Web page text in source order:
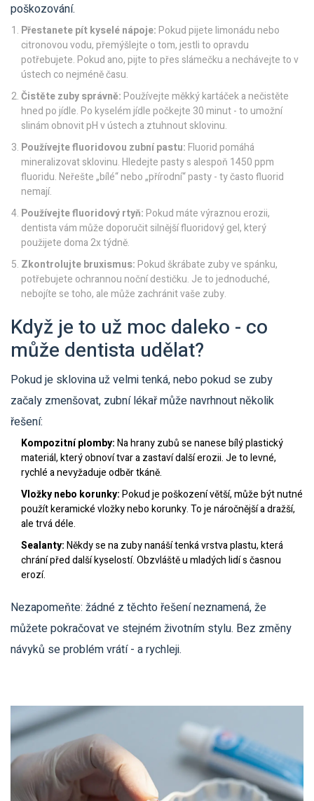
poškozování.
Přestanete pít kyselé nápoje:Pokud pijete limonádu nebo
citronovou vodu, přemýšlejte o tom, jestli to opravdu
potřebujete. Pokud ano, pijte to přes slámečku a nechávejte to v
ústech co nejméně času.
Čistěte zuby správně:Používejte měkký kartáček a nečistěte
hned po jídle. Po kyselém jídle počkejte 30 minut - to umožní
slinám obnovit pH v ústech a ztuhnout sklovinu.
Používejte fluoridovou zubní pastu:Fluorid pomáhá
mineralizovat sklovinu. Hledejte pasty s alespoň 1450 ppm
fluoridu. Neřešte „bílé“ nebo „přírodní“ pasty - ty často fluorid
nemají.
Používejte fluoridový rtyň:Pokud máte výraznou erozii,
dentista vám může doporučit silnější fluoridový gel, který
použijete doma 2x týdně.
Zkontrolujte bruxismus:Pokud škrábate zuby ve spánku,
potřebujete ochrannou noční destičku. Je to jednoduché,
nebojíte se toho, ale může zachránit vaše zuby.
Když je to už moc daleko - co
může dentista udělat?
Pokud je sklovina už velmi tenká, nebo pokud se zuby
začaly zmenšovat, zubní lékař může navrhnout několik
řešení:
Kompozitní plomby:Na hrany zubů se nanese bílý plastický
materiál, který obnoví tvar a zastaví další erozii. Je to levné,
rychlé a nevyžaduje odběr tkáně.
Vložky nebo korunky:Pokud je poškození větší, může být nutné
použít keramické vložky nebo korunky. To je náročnější a dražší,
ale trvá déle.
Sealanty:Někdy se na zuby nanáší tenká vrstva plastu, která
chrání před další kyselostí. Obzvláště u mladých lidí s časnou
erozí.
Nezapomeňte: žádné z těchto řešení neznamená, že
můžete pokračovat ve stejném životním stylu. Bez změny
návyků se problém vrátí - a rychleji.